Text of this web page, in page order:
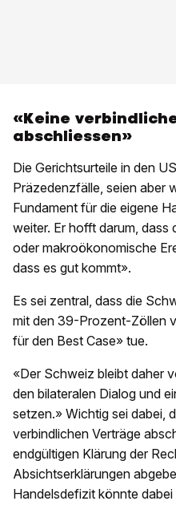
«Keine
abschliessen»
Die Gerichtsurteile in den
Präzedenzfälle, seien aber
Fundament für die eigene
weiter. Er hofft darum, dass
oder makroökonomische
dass es gut kommt».
Es sei zentral, dass die
mit den 39-Prozent-Zöllen
für den Best Case» tue.
«Der Schweiz bleibt daher
den bilateralen Dialog und
setzen.» Wichtig sei dabei,
verbindlichen Verträge
endgültigen Klärung der
Absichtserklärungen
Handelsdefizit könnte